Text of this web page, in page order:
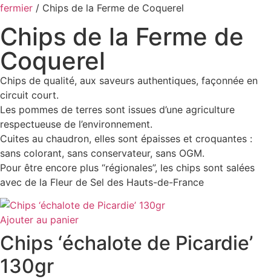
fermier / Chips de la Ferme de Coquerel
Chips de la Ferme de
Coquerel
Chips de qualité, aux saveurs authentiques, façonnée en
circuit court.
Les pommes de terres sont issues d’une agriculture
respectueuse de l’environnement.
Cuites au chaudron, elles sont épaisses et croquantes :
sans colorant, sans conservateur, sans OGM.
Pour être encore plus “régionales”, les chips sont salées
avec de la Fleur de Sel des Hauts-de-France
Ajouter au panier
Chips ‘échalote de Picardie’
130gr